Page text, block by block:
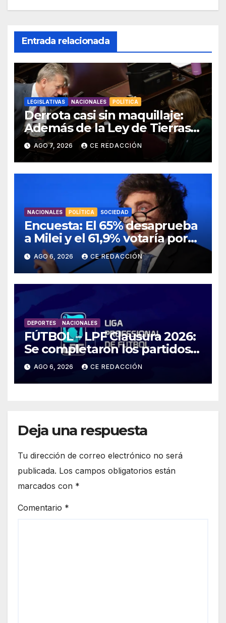
Entrada relacionada
LEGISLATIVAS NACIONALES POLÍTICA
Derrota casi sin maquillaje:
Además de la Ley de Tierras,
el gobierno también tuvo que
retirar el manejo del fuego
AGO 7, 2026 CE REDACCIÓN
NACIONALES POLÍTICA SOCIEDAD
Encuesta: El 65% desaprueba
a Milei y el 61,9% votaría por
un cambio el año que viene
AGO 6, 2026 CE REDACCIÓN
DEPORTES NACIONALES
FÚTBOL – LPF Clausura 2026:
Se completaron los partidos
pendientes Fecha 2:
Boca/Estudiantes,
Tigre/Belgrano y Unión/Lanús
AGO 6, 2026 CE REDACCIÓN
Deja una respuesta
Tu dirección de correo electrónico no será
publicada. Los campos obligatorios están
marcados con *
Comentario *